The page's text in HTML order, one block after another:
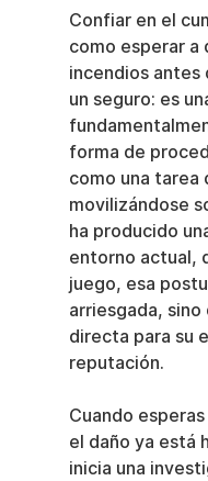
Confiar en el
como esperar a
incendios antes
un seguro: es
forma de
como una tarea
movilizándose
ha producido
entorno actual,
juego, esa
arriesgada, sino
directa para su
reputación.
Cuando
el daño ya está
inicia una